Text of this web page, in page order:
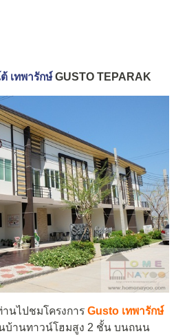
เทพารักษ์GUSTO TEPARAK
นไปชมโครงการ Gusto เทพารักษ์
นบ้านทาวน์โฮมสูง 2 ชั้น บนถนน